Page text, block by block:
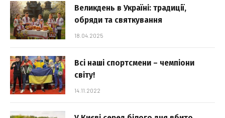
Великдень в Україні: традиції,
обряди та святкування
18.04.2025
Всі наші спортсмени – чемпіони
світу!
14.11.2022